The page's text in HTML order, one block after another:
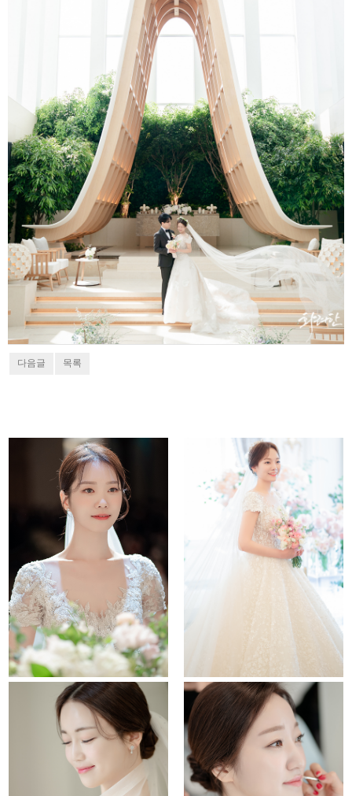
다음글 목록
Untitled lotte